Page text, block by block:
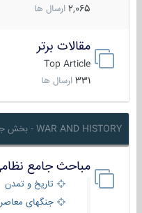
2,065 ارسال ها
مقالات برتر
Top Article
331 ارسال ها
WAR AND HISTORY - بخش جنگ و تاریخ
مباحث جامع نظامی
تاریخ و تمدن
جنگهای معاصر